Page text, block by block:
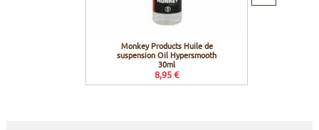
Monkey Products Huile de
suspension Oil Hypersmooth
30ml
8,95 €